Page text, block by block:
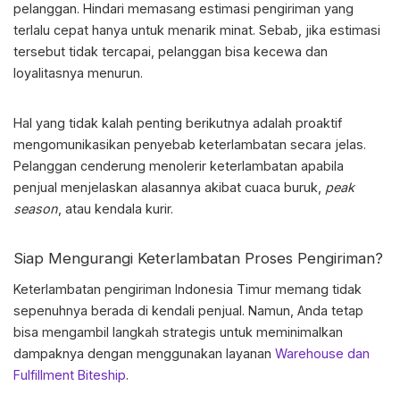
pelanggan. Hindari memasang estimasi pengiriman yang
terlalu cepat hanya untuk menarik minat. Sebab, jika estimasi
tersebut tidak tercapai, pelanggan bisa kecewa dan
loyalitasnya menurun.
Hal yang tidak kalah penting berikutnya adalah proaktif
mengomunikasikan penyebab keterlambatan secara jelas.
Pelanggan cenderung menolerir keterlambatan apabila
penjual menjelaskan alasannya akibat cuaca buruk, peak
season , atau kendala kurir.
Siap Mengurangi Keterlambatan Proses Pengiriman?
Keterlambatan pengiriman Indonesia Timur memang tidak
sepenuhnya berada di kendali penjual. Namun, Anda tetap
bisa mengambil langkah strategis untuk meminimalkan
dampaknya dengan menggunakan layanan Warehouse dan
Fulfillment Biteship.